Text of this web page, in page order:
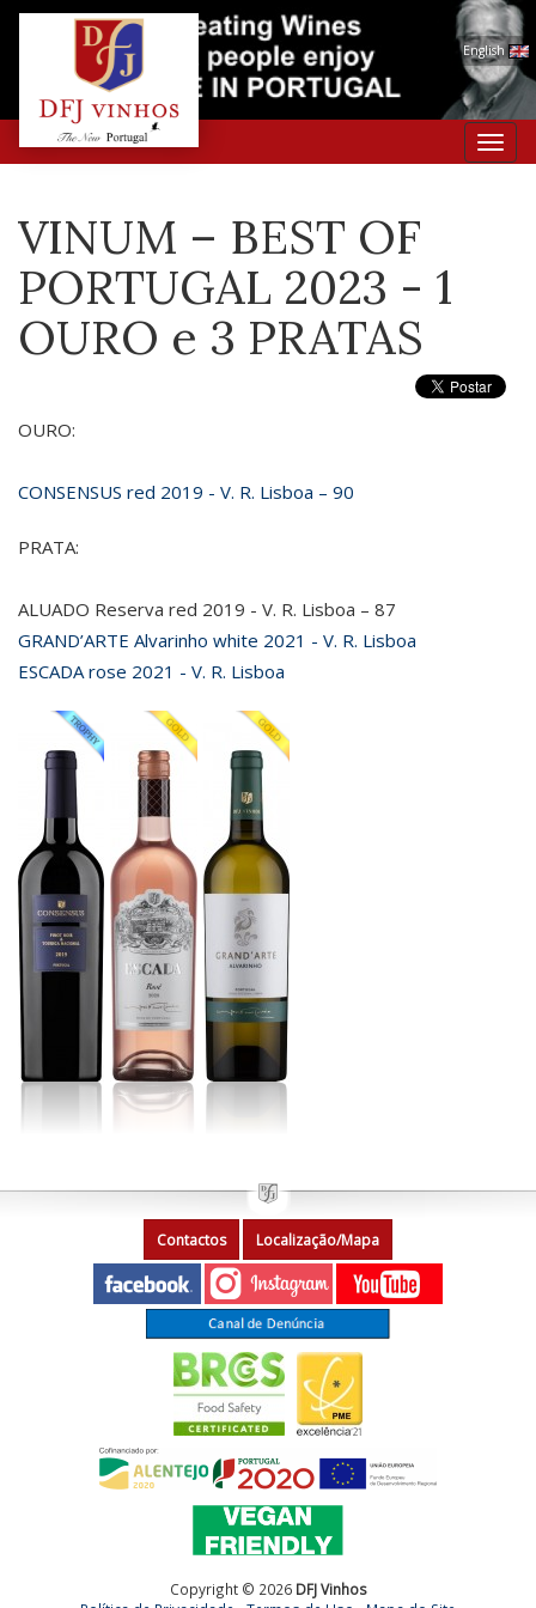
English
VINUM – BEST OF
PORTUGAL 2023 - 1
OURO e 3 PRATAS
OURO:
CONSENSUS red 2019 - V. R. Lisboa – 90
PRATA:
ALUADO Reserva red 2019 - V. R. Lisboa – 87
GRAND’ARTE Alvarinho white 2021 - V. R. Lisboa
ESCADA rose 2021 - V. R. Lisboa
Contactos Localização/Mapa
Copyright © 2026 DFJ Vinhos